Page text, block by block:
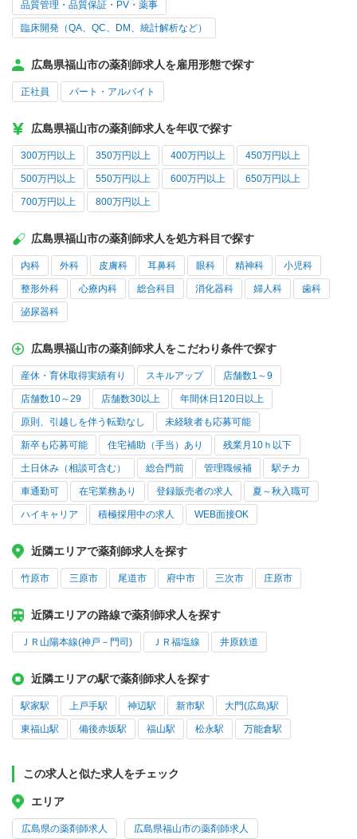
品質管理・品質保証・PV・薬事
臨床開発（QA、QC、DM、統計解析など）
広島県福山市の薬剤師求人を雇用形態で探す
正社員 パート・アルバイト
広島県福山市の薬剤師求人を年収で探す
300万円以上 350万円以上 400万円以上 450万円以上
500万円以上 550万円以上 600万円以上 650万円以上
700万円以上 800万円以上
広島県福山市の薬剤師求人を処方科目で探す
内科 外科 皮膚科 耳鼻科 眼科 精神科 小児科
整形外科 心療内科 総合科目 消化器科 婦人科 歯科
泌尿器科
広島県福山市の薬剤師求人をこだわり条件で探す
産休・育休取得実績有り スキルアップ 店舗数1～9
店舗数10～29 店舗数30以上 年間休日120日以上
原則、引越しを伴う転勤なし 未経験者も応募可能
新卒も応募可能 住宅補助（手当）あり 残業月10ｈ以下
土日休み（相談可含む） 総合門前 管理職候補 駅チカ
車通勤可 在宅業務あり 登録販売者の求人 夏～秋入職可
ハイキャリア 積極採用中の求人 WEB面接OK
近隣エリアで薬剤師求人を探す
竹原市 三原市 尾道市 府中市 三次市 庄原市
近隣エリアの路線で薬剤師求人を探す
ＪＲ山陽本線(神戸－門司) ＪＲ福塩線 井原鉄道
近隣エリアの駅で薬剤師求人を探す
駅家駅 上戸手駅 神辺駅 新市駅 大門(広島)駅
東福山駅 備後赤坂駅 福山駅 松永駅 万能倉駅
この求人と似た求人をチェック
エリア
広島県の薬剤師求人 広島県福山市の薬剤師求人